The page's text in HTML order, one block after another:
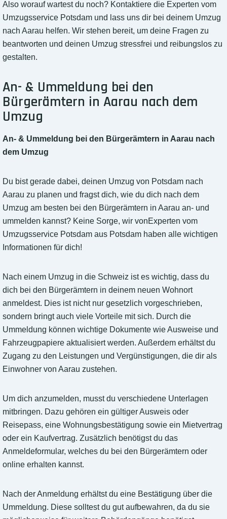
Also worauf wartest du noch? Kontaktiere die Experten vom
Umzugsservice Potsdam und lass uns dir bei deinem Umzug
nach Aarau helfen. Wir stehen bereit, um deine Fragen zu
beantworten und deinen Umzug stressfrei und reibungslos zu
gestalten.
An- & Ummeldung bei den
Bürgerämtern in Aarau nach dem
Umzug
An- & Ummeldung bei den Bürgerämtern in Aarau nach
dem Umzug
Du bist gerade dabei, deinen Umzug von Potsdam nach
Aarau zu planen und fragst dich, wie du dich nach dem
Umzug am besten bei den Bürgerämtern in Aarau an- und
ummelden kannst? Keine Sorge, wir vonExperten vom
Umzugsservice Potsdam aus Potsdam haben alle wichtigen
Informationen für dich!
Nach einem Umzug in die Schweiz ist es wichtig, dass du
dich bei den Bürgerämtern in deinem neuen Wohnort
anmeldest. Dies ist nicht nur gesetzlich vorgeschrieben,
sondern bringt auch viele Vorteile mit sich. Durch die
Ummeldung können wichtige Dokumente wie Ausweise und
Fahrzeugpapiere aktualisiert werden. Außerdem erhältst du
Zugang zu den Leistungen und Vergünstigungen, die dir als
Einwohner von Aarau zustehen.
Um dich anzumelden, musst du verschiedene Unterlagen
mitbringen. Dazu gehören ein gültiger Ausweis oder
Reisepass, eine Wohnungsbestätigung sowie ein Mietvertrag
oder ein Kaufvertrag. Zusätzlich benötigst du das
Anmeldeformular, welches du bei den Bürgerämtern oder
online erhalten kannst.
Nach der Anmeldung erhältst du eine Bestätigung über die
Ummeldung. Diese solltest du gut aufbewahren, da du sie